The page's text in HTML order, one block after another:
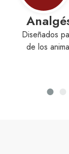
dolor y reducir
seguridad